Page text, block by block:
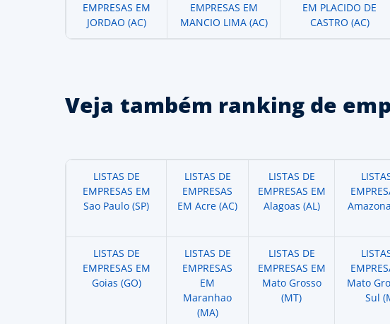
EMPRESAS EM
JORDAO (AC)
EMPRESAS EM
MANCIO LIMA (AC)
EM PLACIDO DE
CASTRO (AC)
Veja também ranking de
LISTAS DE
EMPRESAS EM
Sao Paulo (SP)
LISTAS DE
EMPRESAS
EM Acre (AC)
LISTAS DE
EMPRESAS EM
Alagoas (AL)
LISTAS DE
EMPRESAS EM
Goias (GO)
LISTAS DE
EMPRESAS
EM
Maranhao
(MA)
LISTAS DE
EMPRESAS EM
Mato Grosso
(MT)
Mato
Sul